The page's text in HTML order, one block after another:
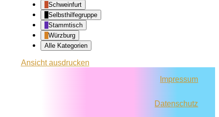
Schweinfurt
Selbsthilfegruppe
Stammtisch
Würzburg
Alle Kategorien
Ansichtausdrucken
Impressum
Datenschutz